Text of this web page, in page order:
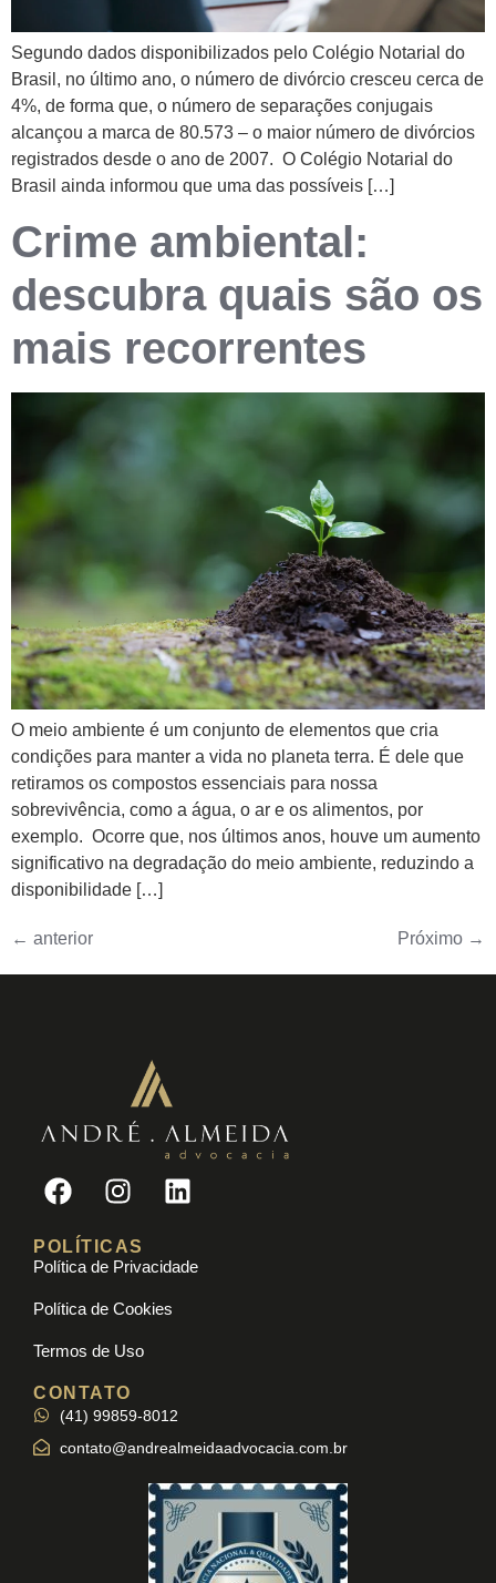
Segundo dados disponibilizados pelo Colégio Notarial do
Brasil, no último ano, o número de divórcio cresceu cerca de
4%, de forma que, o número de separações conjugais
alcançou a marca de 80.573 – o maior número de divórcios
registrados desde o ano de 2007. O Colégio Notarial do
Brasil ainda informou que uma das possíveis […]
Crime ambiental:
descubra quais são os
mais recorrentes
O meio ambiente é um conjunto de elementos que cria
condições para manter a vida no planeta terra. É dele que
retiramos os compostos essenciais para nossa
sobrevivência, como a água, o ar e os alimentos, por
exemplo. Ocorre que, nos últimos anos, houve um aumento
significativo na degradação do meio ambiente, reduzindo a
disponibilidade […]
← anterior Próximo →
POLÍTICAS
Política de Privacidade
Política de Cookies
Termos de Uso
CONTATO
(41) 99859-8012
contato@andrealmeidaadvocacia.com.br